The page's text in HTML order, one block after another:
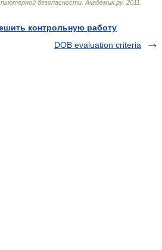
безопасности Академик.ру. 2011
контрольную работу
DOB evaluation criteria